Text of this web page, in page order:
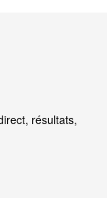
résultats,